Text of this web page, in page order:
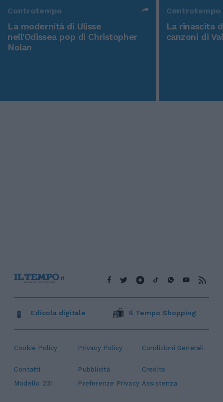
Controtempo
La modernità di Ulisse
nell'Odissea pop di Christopher
Nolan
Controtempo
La rinascita
canzoni di
Cookie Policy Privacy Policy Condizioni Generali
Contatti Pubblicità
Credits
Modello 231
Preferenze Privacy Assistenza
Edicola digitale Il Tempo Shopping